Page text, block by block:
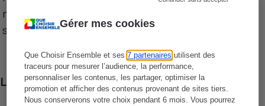
Gérer mes cookies
Que Choisir Ensemble et ses7 partenaires utilisent des
traceurs pour mesurer l’audience, la performance,
personnaliser les contenus, les partager, optimiser la
promotion et afficher des contenus provenant de sites tiers.
Nous conserverons votre choix pendant 6 mois. Vous pourrez
niveau de prix des supermarchés, géolocalisés
sur le territoire français.
Les comparaisons de prix